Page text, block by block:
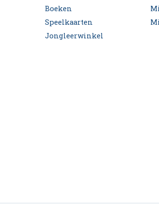
Boeken
Speelkaarten
Jongleerwinkel